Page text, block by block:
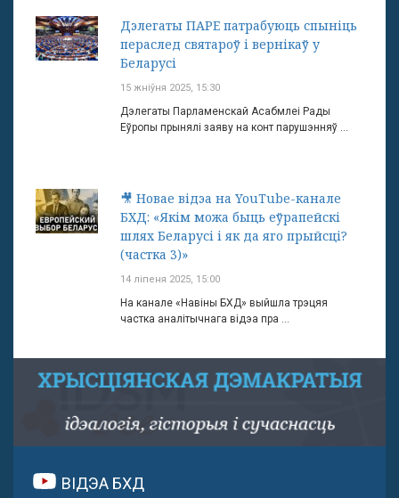
Дэлегаты ПАРЕ патрабуюць спыніць
пераслед святароў і вернікаў у
Беларусі
15 жніўня 2025, 15:30
Дэлегаты Парламенскай Асабмлеі Рады
Еўропы прынялі заяву на конт парушэнняў ...
🎥 Новае відэа на YouTube-канале
БХД: «Якім можа быць еўрапейскі
шлях Беларусі і як да яго прыйсці?
(частка 3)»
14 ліпеня 2025, 15:00
На канале «Навіны БХД» выйшла трэцяя
частка аналітычнага відэа пра ...
ВІДЭА БХД